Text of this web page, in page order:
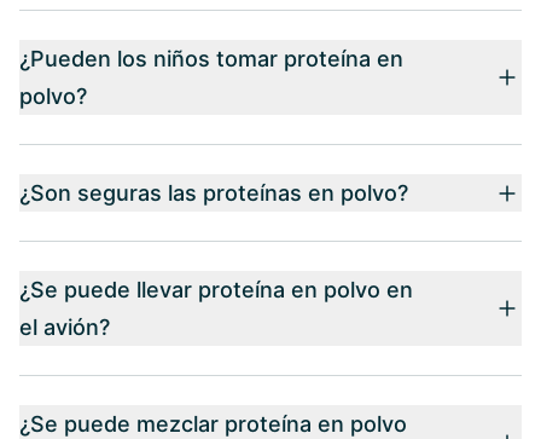
¿Pueden los niños tomar proteína en
polvo?
¿Son seguras las proteínas en polvo?
¿Se puede llevar proteína en polvo en
el avión?
¿Se puede mezclar proteína en polvo